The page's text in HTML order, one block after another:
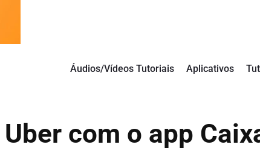
Áudios/Vídeos Tutoriais Aplicativos
com o app